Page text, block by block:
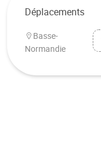
Déplacements
Basse-
Normandie